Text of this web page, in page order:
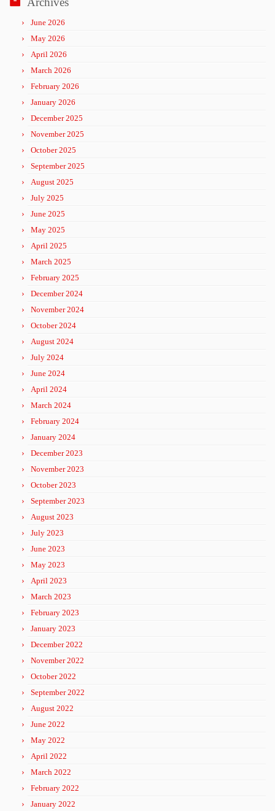
June 2026
May 2026
April 2026
March 2026
February 2026
January 2026
December 2025
November 2025
October 2025
September 2025
August 2025
July 2025
June 2025
May 2025
April 2025
March 2025
February 2025
December 2024
November 2024
October 2024
August 2024
July 2024
June 2024
April 2024
March 2024
February 2024
January 2024
December 2023
November 2023
October 2023
September 2023
August 2023
July 2023
June 2023
May 2023
April 2023
March 2023
February 2023
January 2023
December 2022
November 2022
October 2022
September 2022
August 2022
June 2022
May 2022
April 2022
March 2022
February 2022
January 2022